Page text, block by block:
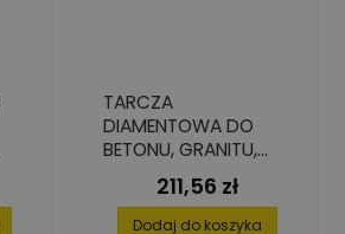
TARCZA
DIAMENTOWA DO
BETONU, GRANITU,
350 MM X 25.4 MM
Cena
211,56 zł
Dodaj do koszyka